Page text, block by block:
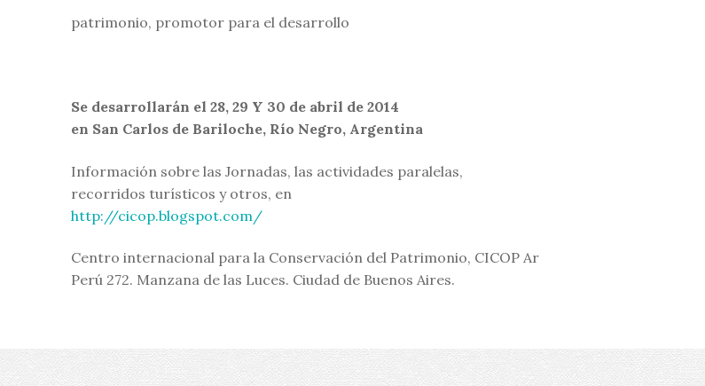
patrimonio, promotor para el desarrollo
Se desarrollarán el 28, 29 Y 30 de abril de 2014
en San Carlos de Bariloche, Río Negro, Argentina
Información sobre las Jornadas, las actividades paralelas,
recorridos turísticos y otros, en
http://cicop.blogspot.com/
Centro internacional para la Conservación del Patrimonio, CICOP Ar
Perú 272. Manzana de las Luces. Ciudad de Buenos Aires.